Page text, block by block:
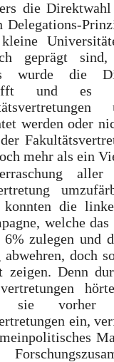
die Direktwahl
Delegations-
geprägt
wurde die
und es
werden oder
mehr als ein
konnten die
welche
zulegen und
doch
zeigen. Denn
sie vorher
ein,